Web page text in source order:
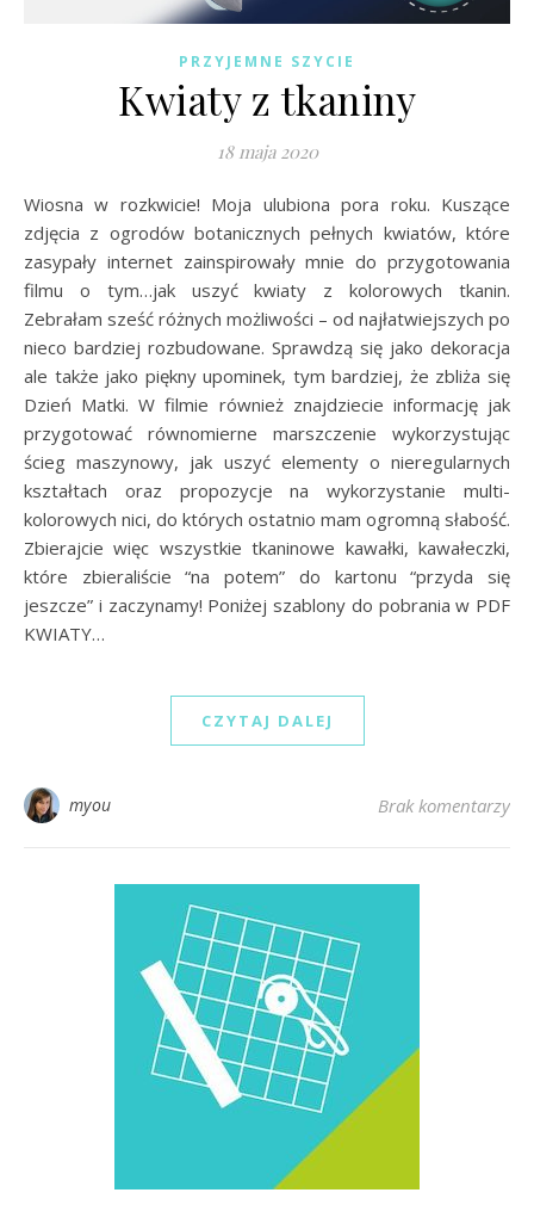
PRZYJEMNE SZYCIE
Kwiaty z tkaniny
18 maja 2020
Wiosna w rozkwicie! Moja ulubiona pora roku. Kuszące
zdjęcia z ogrodów botanicznych pełnych kwiatów, które
zasypały internet zainspirowały mnie do przygotowania
filmu o tym…jak uszyć kwiaty z kolorowych tkanin.
Zebrałam sześć różnych możliwości – od najłatwiejszych po
nieco bardziej rozbudowane. Sprawdzą się jako dekoracja
ale także jako piękny upominek, tym bardziej, że zbliża się
Dzień Matki. W filmie również znajdziecie informację jak
przygotować równomierne marszczenie wykorzystując
ścieg maszynowy, jak uszyć elementy o nieregularnych
kształtach oraz propozycje na wykorzystanie multi-
kolorowych nici, do których ostatnio mam ogromną słabość.
Zbierajcie więc wszystkie tkaninowe kawałki, kawałeczki,
które zbieraliście “na potem” do kartonu “przyda się
jeszcze” i zaczynamy! Poniżej szablony do pobrania w PDF
KWIATY…
CZYTAJ DALEJ
myou Brak komentarzy